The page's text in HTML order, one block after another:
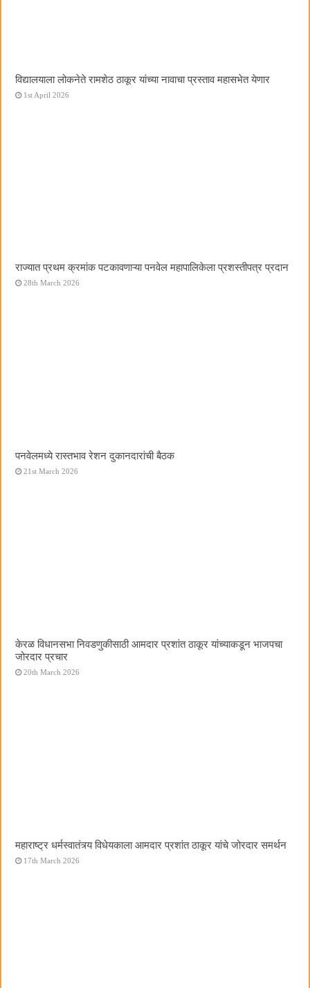
विद्यालयाला लोकनेते रामशेठ ठाकूर यांच्या नावाचा प्रस्ताव महासभेत येणार
1st April 2026
राज्यात प्रथम क्रमांक पटकावणाऱ्या पनवेल महापालिकेला प्रशस्तीपत्र प्रदान
28th March 2026
पनवेलमध्ये रास्तभाव रेशन दुकानदारांची बैठक
21st March 2026
केरळ विधानसभा निवडणुकीसाठी आमदार प्रशांत ठाकूर यांच्याकडून भाजपचा
जोरदार प्रचार
20th March 2026
महाराष्ट्र धर्मस्वातंत्र्य विधेयकाला आमदार प्रशांत ठाकूर यांचे जोरदार समर्थन
17th March 2026